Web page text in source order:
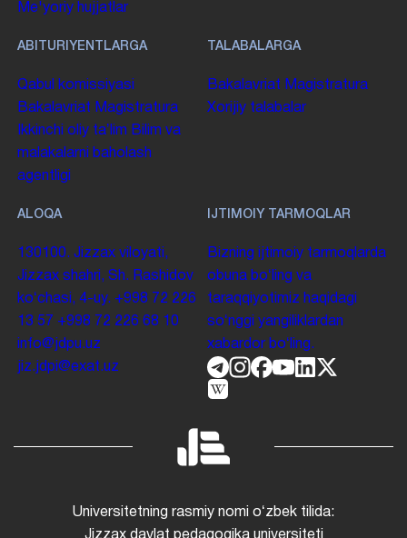
Me'yoriy hujjatlar
ABITURIYENTLARGA
Qabul komissiyasi
Bakalavriat Magistratura
Ikkinchi oliy taʼlim Bilim va
malakalarni baholash
agentligi
TALABALARGA
Bakalavriat Magistratura
Xorijiy talabalar
ALOQA
130100. Jizzax viloyati,
Jizzax shahri, Sh. Rashidov
koʻchasi, 4-uy. +998 72 226
13 57 +998 72 226 68 10
info@jdpu.uz
jiz.jdpi@exat.uz
IJTIMOIY TARMOQLAR
Bizning ijtimoiy tarmoqlarda
obuna boʻling va
taraqqiyotimiz haqidagi
soʻnggi yangiliklardan
xabardor boʻling.
Universitetning rasmiy nomi oʻzbek tilida:
Jizzax davlat pedagogika universiteti